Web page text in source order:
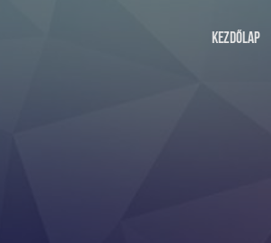
KEZDŐLAP